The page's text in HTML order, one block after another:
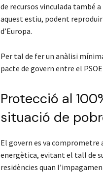
de recursos vinculada també
aquest estiu, podent
d’Europa.
Per tal de fer un anàlisi
pacte de govern entre el PSOE
Protecció al
situació de
El govern es va
energètica, evitant el tall de
residències quan